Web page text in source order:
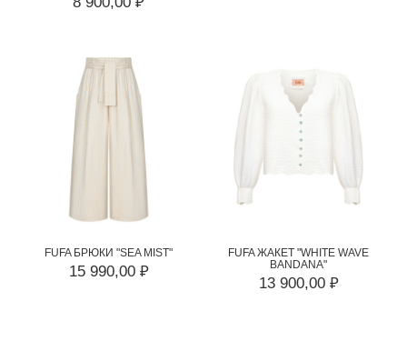
FUFA БРЮКИ "SEA MIST"
15 990,00 ₽
FUFA ЖАКЕТ "WHITE WAVE
BANDANA"
13 900,00 ₽